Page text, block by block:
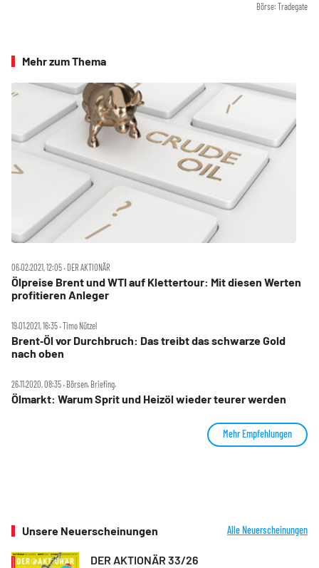
Börse: Tradegate
Mehr zum Thema
06.02.2021, 12:05 ‧ DER AKTIONÄR
Ölpreise Brent und WTI auf Klettertour: Mit diesen Werten
profitieren Anleger
19.01.2021, 16:35 ‧ Timo Nützel
Brent‑Öl vor Durchbruch: Das treibt das schwarze Gold
nach oben
26.11.2020, 08:35 ‧ Börsen. Briefing.
Ölmarkt: Warum Sprit und Heizöl wieder teurer werden
Mehr Empfehlungen
Unsere Neuerscheinungen Alle Neuerscheinungen
DER AKTIONÄR 33/26